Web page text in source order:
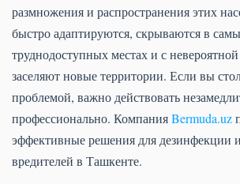
размножения и распространения этих
быстро адаптируются, скрываются в
труднодоступных местах и с
заселяют новые территории. Если вы
проблемой, важно действовать
профессионально. КомпанияBermuda.uz
эффективные решения для дезинфекции
вредителей в Ташкенте.